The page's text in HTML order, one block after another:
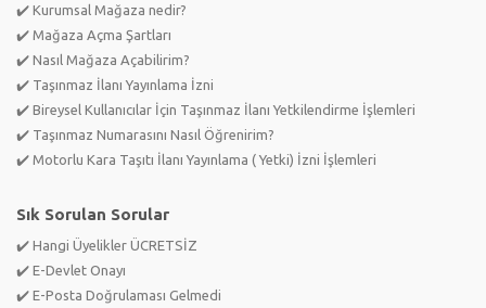
✔️ Kurumsal Mağaza nedir?
✔️ Mağaza Açma Şartları
✔️ Nasıl Mağaza Açabilirim?
✔️ Taşınmaz İlanı Yayınlama İzni
✔️ Bireysel Kullanıcılar İçin Taşınmaz İlanı Yetkilendirme İşlemleri
✔️ Taşınmaz Numarasını Nasıl Öğrenirim?
✔️ Motorlu Kara Taşıtı İlanı Yayınlama ( Yetki) İzni İşlemleri
Sık Sorulan Sorular
✔️ Hangi Üyelikler ÜCRETSİZ
✔️ E-Devlet Onayı
✔️ E-Posta Doğrulaması Gelmedi